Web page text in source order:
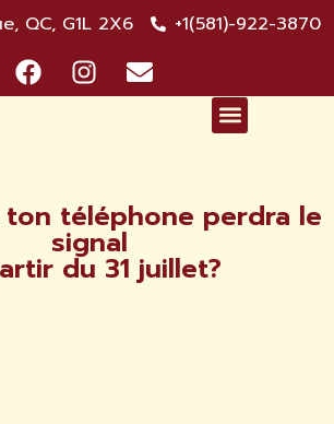
QC, G1L 2X6 +1(581)-922-3870
ton téléphone perdra le
signal
du 31 juillet?